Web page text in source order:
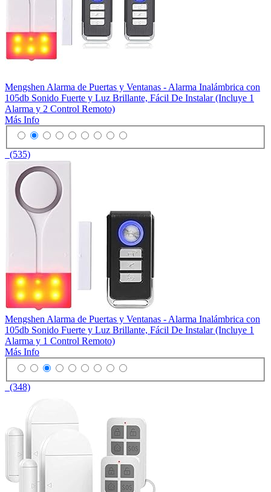
Mengshen Alarma de Puertas y Ventanas - Alarma Inalámbrica con
105db Sonido Fuerte y Luz Brillante, Fácil De Instalar (Incluye 1
Alarma y 2 Control Remoto)
Más Info
(535)
Mengshen Alarma de Puertas y Ventanas - Alarma Inalámbrica con
105db Sonido Fuerte y Luz Brillante, Fácil De Instalar (Incluye 1
Alarma y 1 Control Remoto)
Más Info
(348)